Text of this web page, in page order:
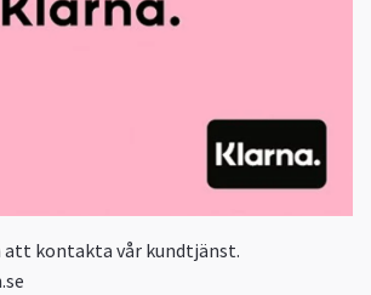
kontakta vår kundtjänst.